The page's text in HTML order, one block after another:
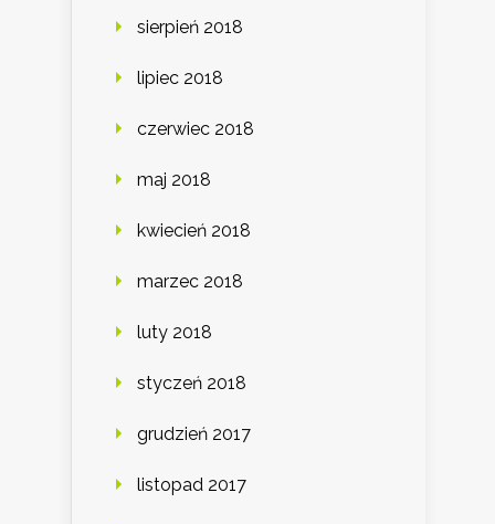
sierpień 2018
lipiec 2018
czerwiec 2018
maj 2018
kwiecień 2018
marzec 2018
luty 2018
styczeń 2018
grudzień 2017
listopad 2017